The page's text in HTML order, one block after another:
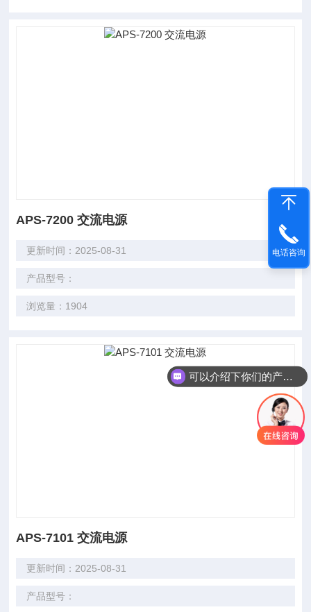
APS-7200 交流电源
更新时间：2025-08-31
产品型号：
浏览量：1904
APS-7101 交流电源
更新时间：2025-08-31
产品型号：
电话咨询
可以介绍下你们的产品么